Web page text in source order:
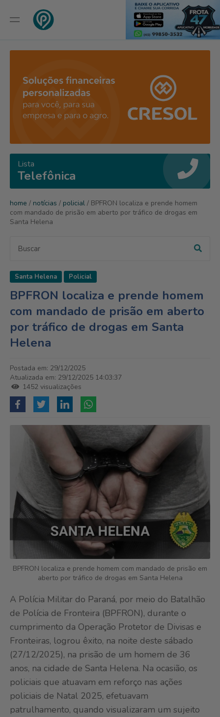
Lista
Telefônica
home / notícias / policial / BPFRON localiza e prende homem
com mandado de prisão em aberto por tráfico de drogas em
Santa Helena
Santa Helena Policial
BPFRON localiza e prende homem
com mandado de prisão em aberto
por tráfico de drogas em Santa
Helena
Postada em: 29/12/2025
Atualizada em: 29/12/2025 14:03:37
1452 visualizações
BPFRON localiza e prende homem com mandado de prisão em
aberto por tráfico de drogas em Santa Helena
A Polícia Militar do Paraná, por meio do Batalhão
de Polícia de Fronteira (BPFRON), durante o
cumprimento da Operação Protetor de Divisas e
Fronteiras, logrou êxito, na noite deste sábado
(27/12/2025), na prisão de um homem de 36
anos, na cidade de Santa Helena. Na ocasião, os
policiais que atuavam em reforço nas ações
policiais de Natal 2025, efetuavam
patrulhamento, quando visualizaram um sujeito